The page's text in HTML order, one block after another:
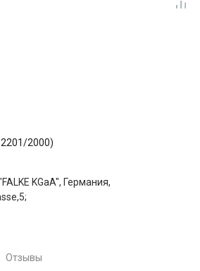
2000)
KGaA", Германия,
Отзывы